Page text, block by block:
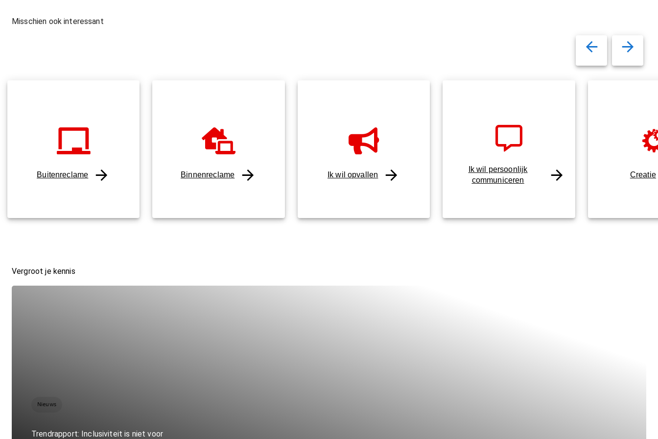
Misschien ook interessant
Buitenreclame Binnenreclame Ik wil opvallen
Ik wil persoonlijk
communiceren
Creatie
Vergroot je kennis
Nieuws
Trendrapport: Inclusiviteit is niet voor